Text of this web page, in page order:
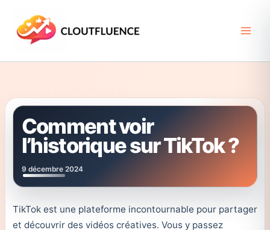
contenu
Comment voir
l’historique sur TikTok ?
9 décembre 2024
TikTok est une plateforme incontournable pour partager
et découvrir des vidéos créatives. Vous y passez